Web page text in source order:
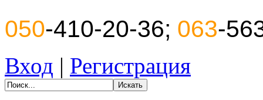
050-410-20-36; 063-
Вход | Регистрация